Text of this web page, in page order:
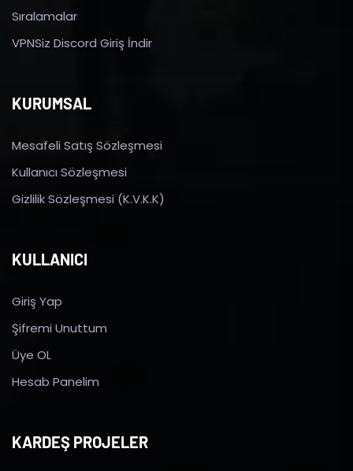
Sıralamalar
VPNSiz Discord Giriş İndir
KURUMSAL
Mesafeli Satış Sözleşmesi
Kullanıcı Sözleşmesi
Gizlilik Sözleşmesi (K.V.K.K)
KULLANICI
Giriş Yap
Şifremi Unuttum
Üye OL
Hesab Panelim
KARDEŞ PROJELER